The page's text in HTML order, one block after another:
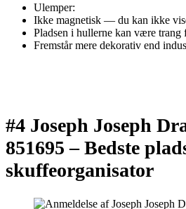
Ulemper:
Ikke magnetisk — du kan ikke
Pladsen i hullerne kan være trang
Fremstår mere dekorativ end
#4 Joseph Joseph
851695 –Bedste
skuffeorganisator